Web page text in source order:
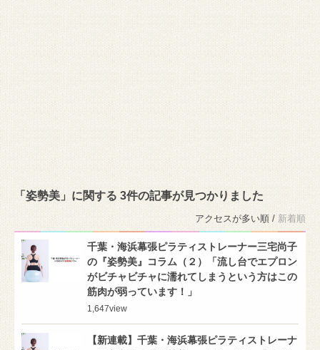
「姿勢美」に関する 3件の記事が見つかりました
アクセスが多い順 / 新着順
千葉・海浜幕張ピラティストレーナー三宅尚子
の『姿勢美』コラム（２）「流し台でエプロン
がビチャビチャに濡れてしまうという方はこの
筋肉が弱っています！」
1,647view
【新連載】千葉・海浜幕張ピラティストレーナ